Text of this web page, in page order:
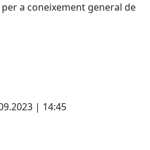
a coneixement general de
| 14:45